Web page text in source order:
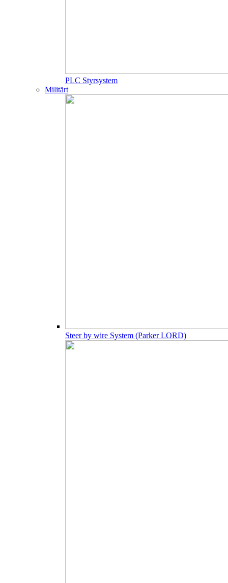
PLC Styrsystem
Militärt
Steer by wire System (Parker LORD)